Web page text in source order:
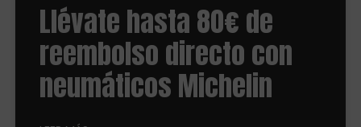
Llévate hasta 80€ de
reembolso directo con
neumáticos Michelin